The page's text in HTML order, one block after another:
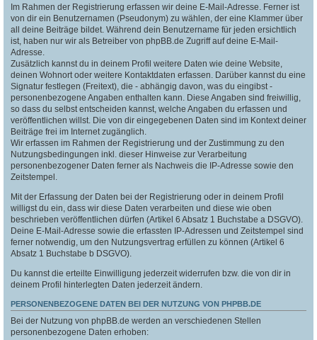
Im Rahmen der Registrierung erfassen wir deine E-Mail-Adresse. Ferner ist
von dir ein Benutzernamen (Pseudonym) zu wählen, der eine Klammer über
all deine Beiträge bildet. Während dein Benutzername für jeden ersichtlich
ist, haben nur wir als Betreiber von phpBB.de Zugriff auf deine E-Mail-
Adresse.
Zusätzlich kannst du in deinem Profil weitere Daten wie deine Website,
deinen Wohnort oder weitere Kontaktdaten erfassen. Darüber kannst du eine
Signatur festlegen (Freitext), die - abhängig davon, was du eingibst -
personenbezogene Angaben enthalten kann. Diese Angaben sind freiwillig,
so dass du selbst entscheiden kannst, welche Angaben du erfassen und
veröffentlichen willst. Die von dir eingegebenen Daten sind im Kontext deiner
Beiträge frei im Internet zugänglich.
Wir erfassen im Rahmen der Registrierung und der Zustimmung zu den
Nutzungsbedingungen inkl. dieser Hinweise zur Verarbeitung
personenbezogener Daten ferner als Nachweis die IP-Adresse sowie den
Zeitstempel.
Mit der Erfassung der Daten bei der Registrierung oder in deinem Profil
willigst du ein, dass wir diese Daten verarbeiten und diese wie oben
beschrieben veröffentlichen dürfen (Artikel 6 Absatz 1 Buchstabe a DSGVO).
Deine E-Mail-Adresse sowie die erfassten IP-Adressen und Zeitstempel sind
ferner notwendig, um den Nutzungsvertrag erfüllen zu können (Artikel 6
Absatz 1 Buchstabe b DSGVO).
Du kannst die erteilte Einwilligung jederzeit widerrufen bzw. die von dir in
deinem Profil hinterlegten Daten jederzeit ändern.
PERSONENBEZOGENE DATEN BEI DER NUTZUNG VON PHPBB.DE
Bei der Nutzung von phpBB.de werden an verschiedenen Stellen
personenbezogene Daten erhoben: